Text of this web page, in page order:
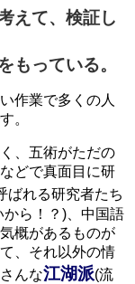
、検証し
ている。
作業で多くの人
。
、五術がただの
どで真面目に研
ばれる研究者たち
ら！？)、中国語
概があるものが
、それ以外の情
んな江湖派(流